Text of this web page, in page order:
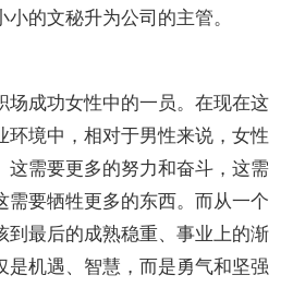
的文秘升为公司的主管。
成功女性中的一员。在现在这
环境中，相对于男性来说，女性
这需要更多的努力和奋斗，这需
需要牺牲更多的东西。而从一个
到最后的成熟稳重、事业上的渐
是机遇、智慧，而是勇气和坚强